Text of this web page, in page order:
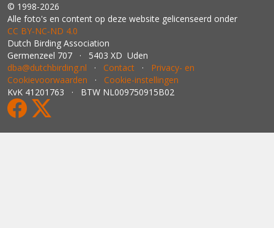
© 1998-2026
Alle foto's en content op deze website gelicenseerd onder
CC BY‑NC‑ND 4.0
Dutch Birding Association
Germenzeel 707 · 5403 XD Uden
dba@dutchbirding.nl · Contact · Privacy- en
Cookievoorwaarden · Cookie-instellingen
KvK 41201763 · BTW NL009750915B02